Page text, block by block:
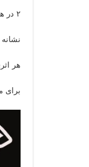
۲ در هیچ جای ایران گنج در اغوش اثر قرار داده نشده است،
هر
برای